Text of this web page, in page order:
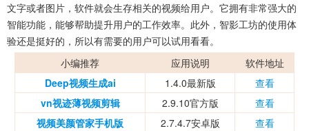
文字或者图片，软件就会生存相关的视频给用户。它拥有非常强大的
智能功能，能够帮助提升用户的工作效率。此外，智影工坊的使用体
验还是挺好的，所以有需要的用户可以试用看看。
小编推荐
应用说明
软件地址
Deep视频生成ai
1.4.0最新版
查看
vn视迹薄视频剪辑
2.9.10官方版
查看
视频美颜管家手机版
2.7.4.7安卓版
查看